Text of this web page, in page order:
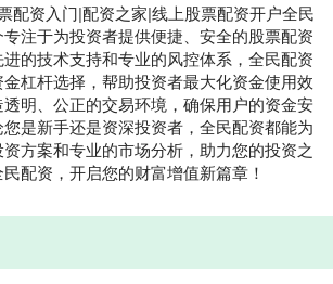
配资入门|配资之家|线上股票配资开户全民
注于为投资者提供便捷、安全的股票配资
的技术支持和专业的风控体系，全民配资
杠杆选择，帮助投资者最大化资金使用效
明、公正的交易环境，确保用户的资金安
是新手还是资深投资者，全民配资都能为
方案和专业的市场分析，助力您的投资之
配资，开启您的财富增值新篇章！